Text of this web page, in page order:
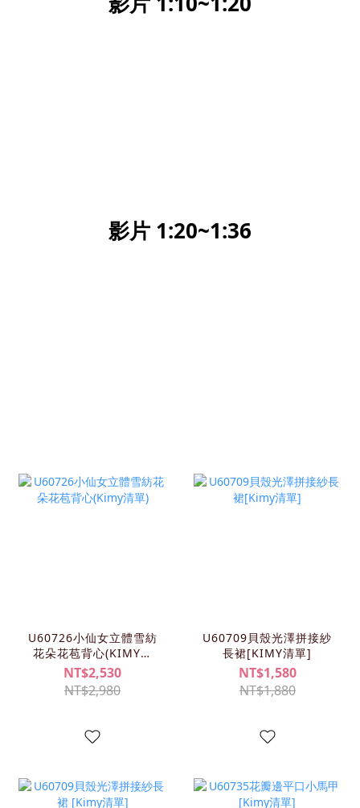
影片 1:20~1:36
U60726小仙女立體雪紡
花朵花苞背心(KIMY清
單)
NT$2,530
NT$2,980
U60709貝殼光澤拼接紗
長裙[KIMY清單]
NT$1,580
NT$1,880